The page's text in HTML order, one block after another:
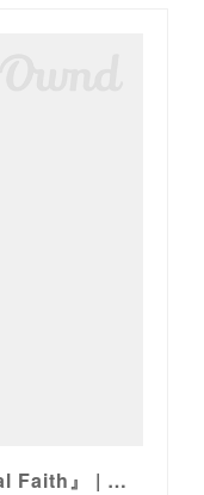
白猫プロジェクト6周年『Dual Faith』 | 株式会社ポップホリック（POPHOLIC） – 音楽制作/アーティスト・クリエイターマネージメント